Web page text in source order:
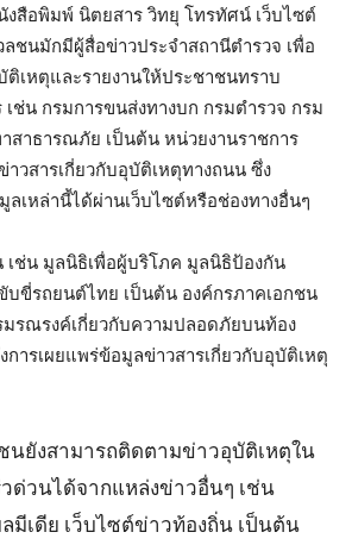
งสือพิมพ์ นิตยสาร วิทยุ โทรทัศน์ เว็บไซต์
ชนมักมีผู้สื่อข่าวประจำสถานีตำรวจ เพื่อ
เหตุและรายงานให้ประชาชนทราบ
เช่น กรมการขนส่งทางบก กรมตำรวจ กรม
สาธารณภัย เป็นต้น หน่วยงานราชการ
วสารเกี่ยวกับอุบัติเหตุทางถนน ซึ่ง
ลเหล่านี้ได้ผ่านเว็บไซต์หรือช่องทางอื่นๆ
เช่น มูลนิธิเพื่อผู้บริโภค มูลนิธิป้องกัน
ขี่รถยนต์ไทย เป็นต้น องค์กรภาคเอกชน
มรณรงค์เกี่ยวกับความปลอดภัยบนท้อง
การเผยแพร่ข้อมูลข่าวสารเกี่ยวกับอุบัติเหตุ
นยังสามารถติดตามข่าวอุบัติเหตุใน
ด่วนได้จากแหล่งข่าวอื่นๆ เช่น
มีเดีย เว็บไซต์ข่าวท้องถิ่น เป็นต้น